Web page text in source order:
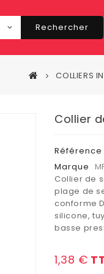
Rechercher
COLLIERS
Collier
Référence
Marque
Collier de
plage de
conforme
silicone,
basse
1,38 €